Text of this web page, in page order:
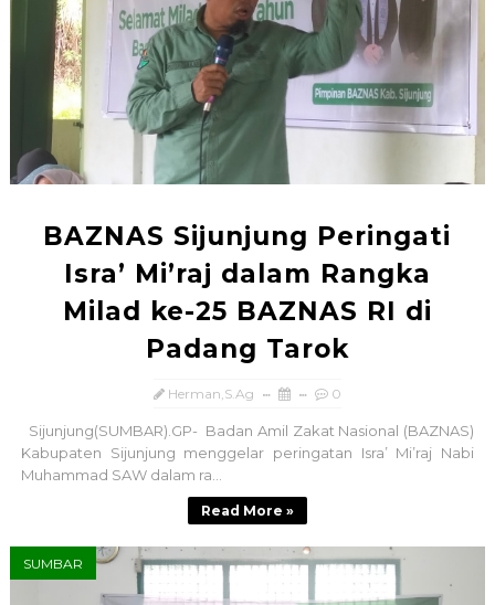
BAZNAS Sijunjung Peringati
Isra’ Mi’raj dalam Rangka
Milad ke-25 BAZNAS RI di
Padang Tarok
Herman,S.Ag 0
Sijunjung(SUMBAR).GP- Badan Amil Zakat Nasional (BAZNAS)
Kabupaten Sijunjung menggelar peringatan Isra’ Mi’raj Nabi
Muhammad SAW dalam ra...
Read More »
SUMBAR